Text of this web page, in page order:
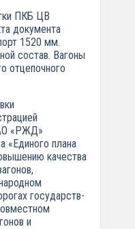
ПКБ ЦВ
документа
1520 мм.
состав. Вагоны
отцепочного
«РЖД»
«Единого плана
качества
государств-
и